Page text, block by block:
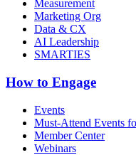
Measurement
Marketing Org
Data & CX
AI Leadership
SMARTIES
How to Engage
Events
Must-Attend Events
Member Center
Webinars